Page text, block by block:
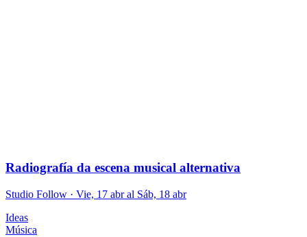
Radiografía da escena musical alternativa
Studio Follow · Vie, 17 abr al Sáb, 18 abr
Ideas
Música